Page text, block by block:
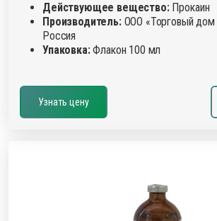
Действующее вещество:Прокаин
Производитель:ООО «Торговый дом
Россия
Упаковка:Флакон 100 мл
Узнать цену